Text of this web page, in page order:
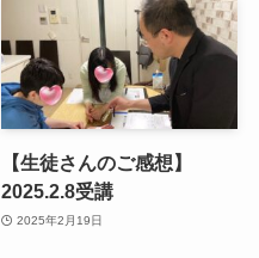
【生徒さんのご感想】
2025.2.8受講
2025年2月19日